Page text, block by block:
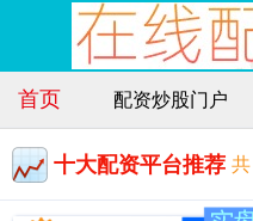
首页 配资炒股门户
十大配资平台推荐 共